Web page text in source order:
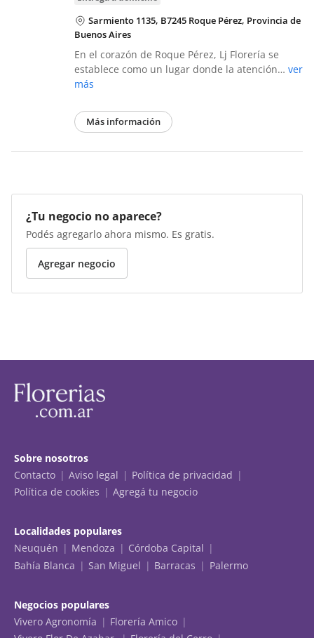
Sarmiento 1135, B7245 Roque Pérez, Provincia de
Buenos Aires
En el corazón de Roque Pérez, Lj Florería se
establece como un lugar donde la atención… ver
más
Más información
¿Tu negocio no aparece?
Podés agregarlo ahora mismo. Es gratis.
Agregar negocio
Sobre nosotros
Contacto
Aviso legal
Política de privacidad
Política de cookies
Agregá tu negocio
Localidades populares
Neuquén
Mendoza
Córdoba Capital
Bahía Blanca
San Miguel Barracas Palermo
Negocios populares
Vivero Agronomía
Florería Amico